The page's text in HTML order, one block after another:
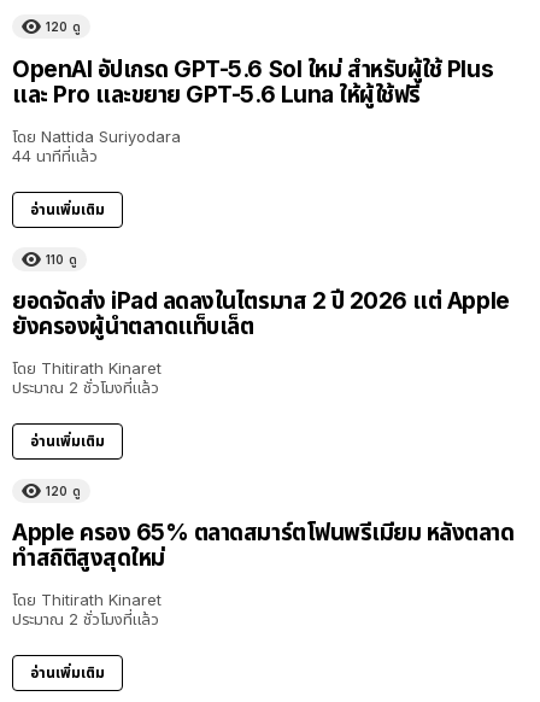
120 ดู
OpenAI อัปเกรด GPT-5.6 Sol ใหม่ สำหรับผู้ใช้ Plus
และ Pro และขยาย GPT-5.6 Luna ให้ผู้ใช้ฟรี
โดย Nattida Suriyodara
44 นาทีที่แล้ว
อ่านเพิ่มเติม
110 ดู
ยอดจัดส่ง iPad ลดลงในไตรมาส 2 ปี 2026 แต่ Apple
ยังครองผู้นำตลาดแท็บเล็ต
โดย Thitirath Kinaret
ประมาณ 2 ชั่วโมงที่แล้ว
อ่านเพิ่มเติม
120 ดู
Apple ครอง 65% ตลาดสมาร์ตโฟนพรีเมียม หลังตลาด
ทำสถิติสูงสุดใหม่
โดย Thitirath Kinaret
ประมาณ 2 ชั่วโมงที่แล้ว
อ่านเพิ่มเติม